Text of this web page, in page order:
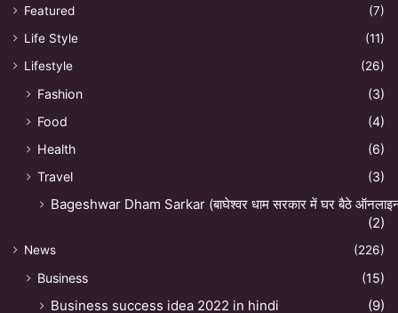
Featured
(7)
Life Style
(11)
Lifestyle
(26)
Fashion
(3)
Food
(4)
Health
(6)
Travel
(3)
Bageshwar Dham Sarkar (बाघेश्वर धाम सरकार में घर बैठे
(2)
News (226)
Business (15)
Business success idea 2022 in hindi
(9)